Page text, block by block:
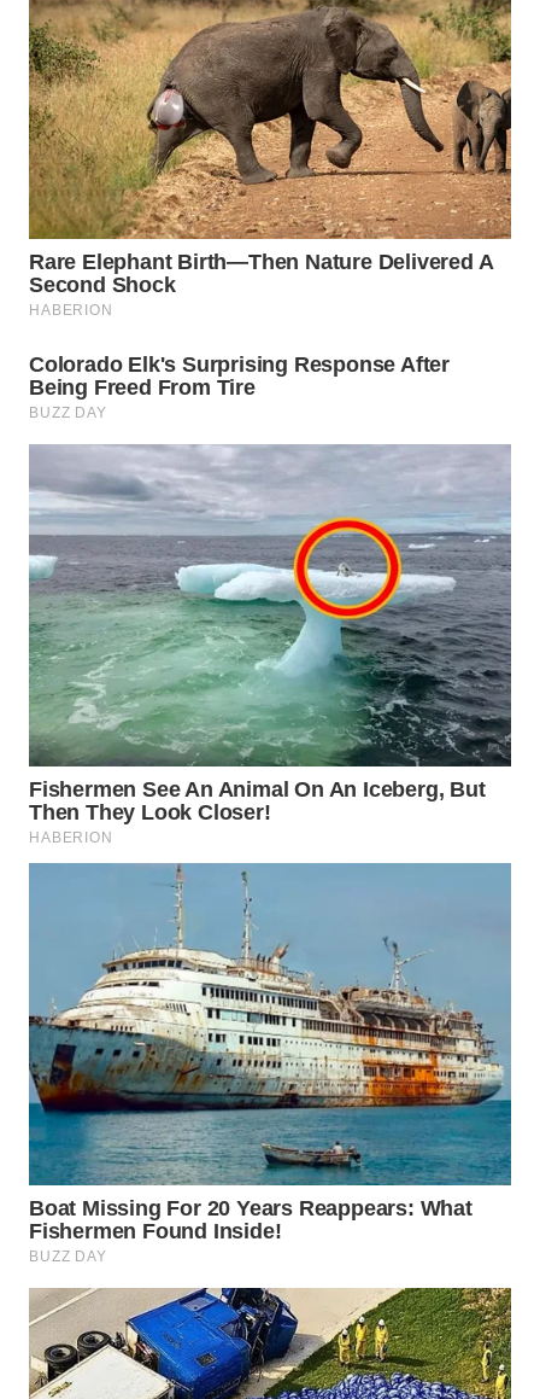
WN
KARO
WN
SIMALUNGUN
WN
LABUHANBATU
WN
TENGAH
WN
TEBING
TINGGI
WN
PAKPAK
WN
KARAWANG
WN
BEKASI
WN
DEPOK
WN
TAPANULI
UTARA
SAMOSIR
WN
PADANG
LAWAS